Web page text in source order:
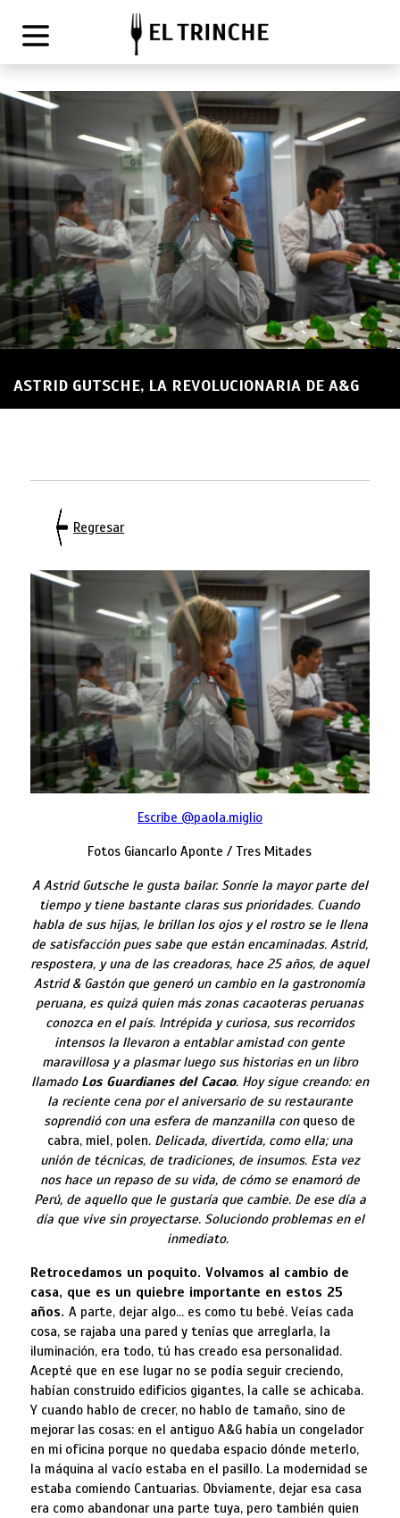
ASTRID GUTSCHE, LA REVOLUCIONARIA DE A&G
Regresar
Escribe @paola.miglio
Fotos Giancarlo Aponte / Tres Mitades
A Astrid Gutsche le gusta bailar. Sonríe la mayor parte del
tiempo y tiene bastante claras sus prioridades. Cuando
habla de sus hijas, le brillan los ojos y el rostro se le llena
de satisfacción pues sabe que están encaminadas. Astrid,
respostera, y una de las creadoras, hace 25 años, de aquel
Astrid & Gastón que generó un cambio en la gastronomía
peruana, es quizá quien más zonas cacaoteras peruanas
conozca en el país. Intrépida y curiosa, sus recorridos
intensos la llevaron a entablar amistad con gente
maravillosa y a plasmar luego sus historias en un libro
llamado Los Guardianes del Cacao. Hoy sigue creando: en
la reciente cena por el aniversario de su restaurante
soprendió con una esfera de manzanilla con queso de
cabra, miel, polen. Delicada, divertida, como ella; una
unión de técnicas, de tradiciones, de insumos. Esta vez
nos hace un repaso de su vida, de cómo se enamoró de
Perú, de aquello que le gustaría que cambie. De ese día a
día que vive sin proyectarse. Soluciondo problemas en el
inmediato.
Retrocedamos un poquito. Volvamos al cambio de
casa, que es un quiebre importante en estos 25
años. A parte, dejar algo… es como tu bebé. Veías cada
cosa, se rajaba una pared y tenías que arreglarla, la
iluminación, era todo, tú has creado esa personalidad.
Acepté que en ese lugar no se podía seguir creciendo,
habían construido edificios gigantes, la calle se achicaba.
Y cuando hablo de crecer, no hablo de tamaño, sino de
mejorar las cosas: en el antiguo A&G había un congelador
en mi oficina porque no quedaba espacio dónde meterlo,
la máquina al vacío estaba en el pasillo. La modernidad se
estaba comiendo Cantuarias. Obviamente, dejar esa casa
era como abandonar una parte tuya, pero también quien